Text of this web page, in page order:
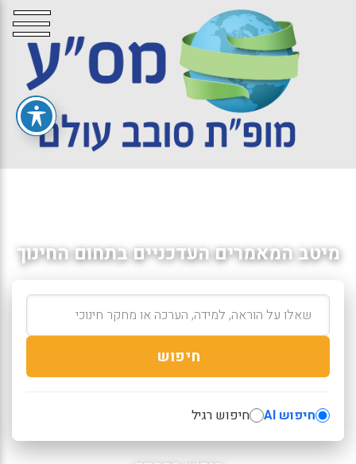
מיטב המאמרים העדכניים בתחום החינוך
חיפוש
חיפוש AI חיפוש רגיל